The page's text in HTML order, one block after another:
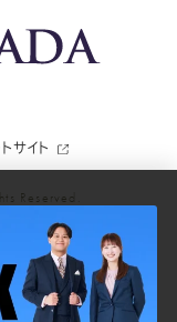
ス
ツ
SADA
の
ス
ツ
SADA
の
サイト
Reserved.